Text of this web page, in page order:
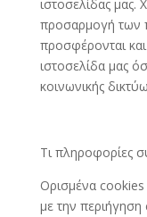
ιστοσελίδας μας.
προσαρμογή των
προσφέρονται
ιστοσελίδα μας
κοινωνικής
Τι πληροφορίες
Ορισμένα
με την